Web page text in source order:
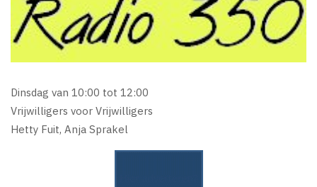
Dinsdag van 10:00 tot 12:00
Vrijwilligers voor Vrijwilligers
Hetty Fuit, Anja Sprakel